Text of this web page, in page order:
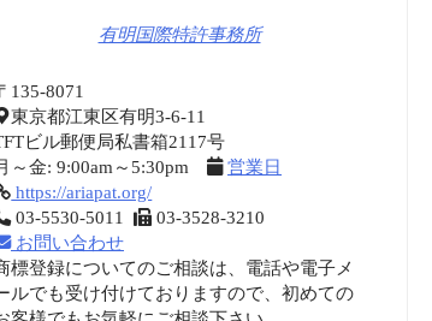
有明国際特許事務所
135-8071
東京都江東区有明3-6-11
ビル郵便局私書箱2117号
～金: 9:00am～5:30pm
営業日
https://ariapat.org/
03-5530-5011
03-3528-3210
お問い合わせ
標登録についてのご相談は、電話や電子メ
ルでも受け付けておりますので、初めての